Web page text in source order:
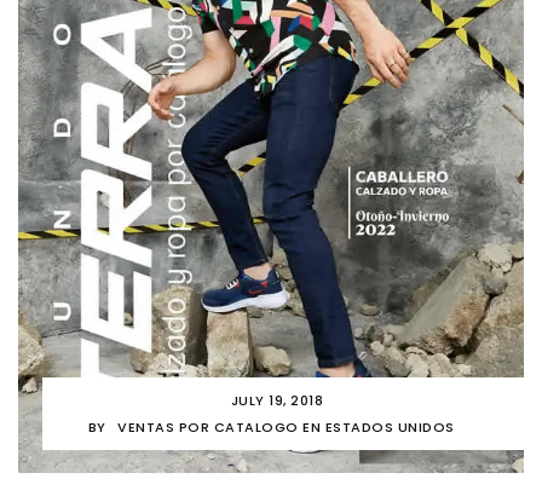
JULY 19, 2018
BY
VENTAS POR CATALOGO EN ESTADOS UNIDOS